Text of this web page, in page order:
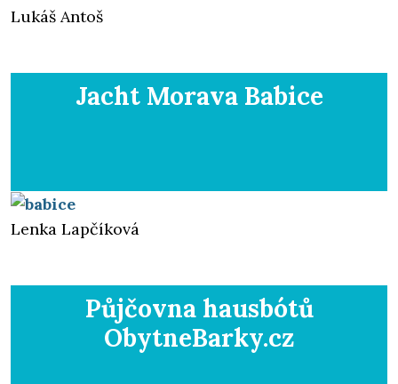
Lukáš Antoš
Jacht Morava Babice
Lenka Lapčíková
Půjčovna hausbótů
ObytneBarky.cz